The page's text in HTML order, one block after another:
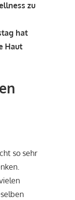
zu
hat
Haut
so sehr